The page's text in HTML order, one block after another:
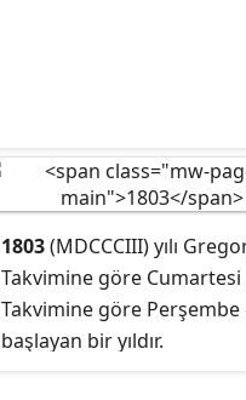
1803(MDCCCIII) yılı
Takvimine göre Cumartesi
Takvimine göre
başlayan bir yıldır.